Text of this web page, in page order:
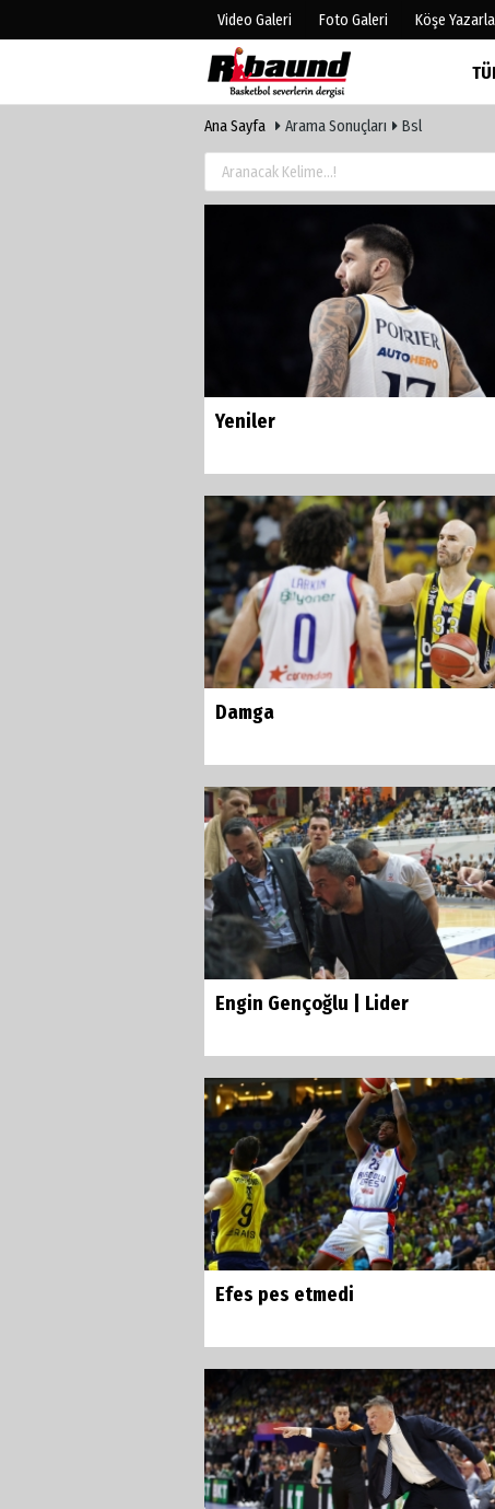
Video Galeri Foto Galeri Köşe
Hava Durumu
Anketler
Ana Sayfa Arama Sonuçları Bsl
Yeniler
Damga
Engin Gençoğlu | Lider
Efes pes etmedi